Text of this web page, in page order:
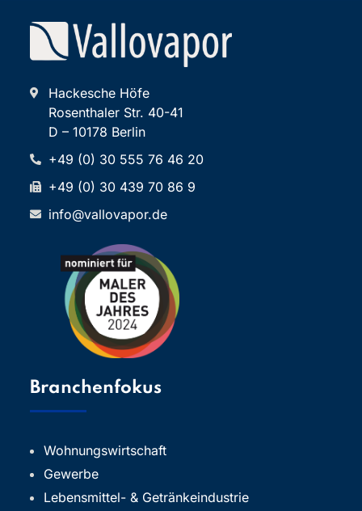
Hackesche Höfe
Rosenthaler Str. 40-41
D – 10178 Berlin
+49 (0) 30 555 76 46 20
+49 (0) 30 439 70 86 9
info@vallovapor.de
Branchenfokus
Wohnungswirtschaft
Gewerbe
Lebensmittel- & Getränkeindustrie